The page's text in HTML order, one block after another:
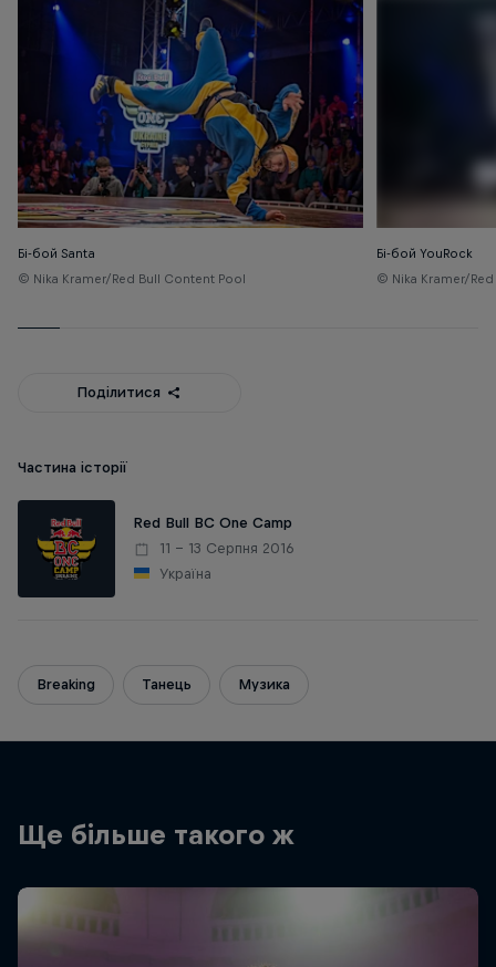
Бі-бой Santa
© Nika Kramer/Red Bull Content Pool
Бі-бой YouRock
© Nika Kramer/
Поділитися
Частина історії
Red Bull BC One Camp
11 – 13 Серпня 2016
Україна
Breaking Танець Музика
Ще більше такого ж